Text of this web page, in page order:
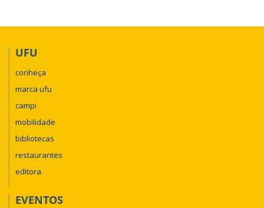
UFU
conheça
marca ufu
campi
mobilidade
bibliotecas
restaurantes
editora
EVENTOS